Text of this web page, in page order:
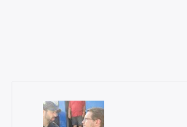
Rechercher